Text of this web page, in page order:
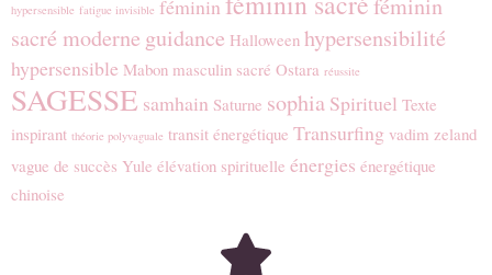
hypersensible fatigue invisible féminin
féminin
sacré moderne guidance Halloween hypersensibilité
hypersensible Mabon masculin sacré Ostara réussite
SAGESSE samhain Saturne sophia Spirituel Texte
inspirant théorie polyvaguale transit énergétique Transurfing vadim zeland
vague de succès Yule élévation spirituelle énergies énergétique
chinoise